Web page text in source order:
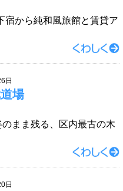
宿から純和風旅館と賃貸ア
日
場
まま残る、区内最古の木
日